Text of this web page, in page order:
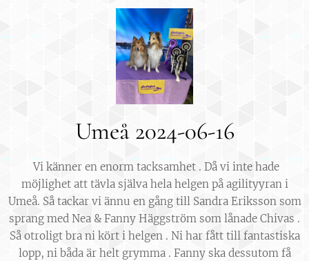
Umeå 2024-06-16
Vi känner en enorm tacksamhet . Då vi inte hade
möjlighet att tävla själva hela helgen på agilityyran i
Umeå. Så tackar vi ännu en gång till Sandra Eriksson som
sprang med Nea & Fanny Häggström som lånade Chivas .
Så otroligt bra ni kört i helgen . Ni har fått till fantastiska
lopp, ni båda är helt grymma . Fanny ska dessutom få